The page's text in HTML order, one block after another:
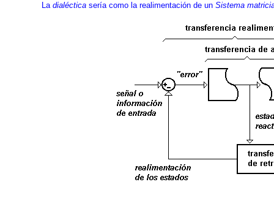
La dialéctica sería como la realimentación de un Sistema